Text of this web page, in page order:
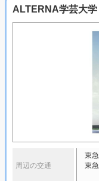
ALTERNA学芸大学
周辺の交通
東
東